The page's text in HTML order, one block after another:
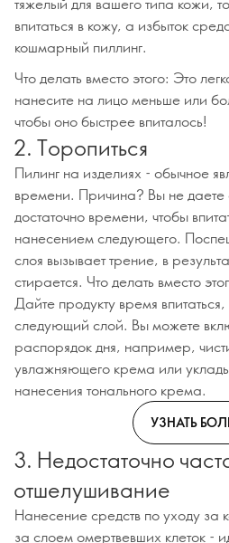
впитаться в кожу, а избыток
кошмарный пиллинг.
Что делать вместо этого: Это
нанесите на лицо меньше или
чтобы оно быстрее впиталось!
2. Торопиться
Пилинг на изделиях - обычное
времени. Причина? Вы не даете
достаточно времени, чтобы
нанесением следующего.
слоя вызывает трение, в
стирается. Что делать вместо
Дайте продукту время
следующий слой. Вы можете
распорядок дня, например,
увлажняющего крема или
нанесения тонального крема.
УЗНАТЬ
3. Недостаточно
отшелушивание
Нанесение средств по уходу
за слоем омертвевших клеток -